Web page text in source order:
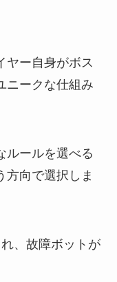
ヤー自身がボス
ニークな仕組み
ルールを選べる
方向で選択しま
、故障ボットが